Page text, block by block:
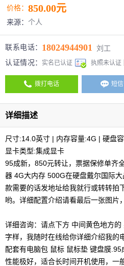
价格： 850.00元
来源： 个人
联系电话： 18024944901 刘工
认证情况：
实名已认证 执照未认证
拨打电话 短
详细描述
尺寸:14.0英寸 | 内存容量:4G | 硬盘
显卡类型:集成显卡
95成新，850元转让，票据保修单齐
器 4G大内存 500G在硬盘戴尔国际
款需要的话发地址给我就行或转转拍
哟。详细配置介绍请看最后一张图片，
详细咨询：请点下方 中间黄色地方
字样，我随时在线给你详细介绍我的
配套有电脑包 鼠标 鼠标垫 键盘膜
性能极好，适合长时间开机使用，一